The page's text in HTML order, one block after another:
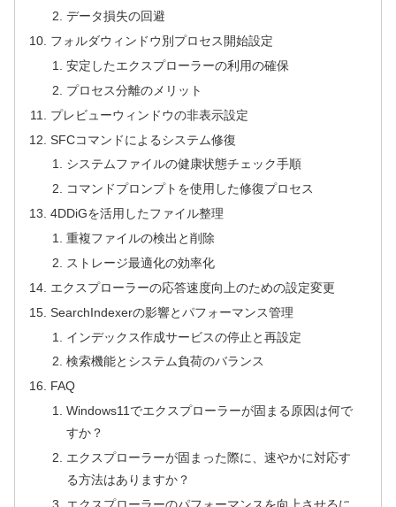
データ損失の回避
フォルダウィンドウ別プロセス開始設定
安定したエクスプローラーの利用の確保
プロセス分離のメリット
プレビューウィンドウの非表示設定
SFCコマンドによるシステム修復
システムファイルの健康状態チェック手順
コマンドプロンプトを使用した修復プロセス
4DDiGを活用したファイル整理
重複ファイルの検出と削除
ストレージ最適化の効率化
エクスプローラーの応答速度向上のための設定変更
SearchIndexerの影響とパフォーマンス管理
インデックス作成サービスの停止と再設定
検索機能とシステム負荷のバランス
FAQ
Windows11でエクスプローラーが固まる原因は何で
すか？
エクスプローラーが固まった際に、速やかに対応す
る方法はありますか？